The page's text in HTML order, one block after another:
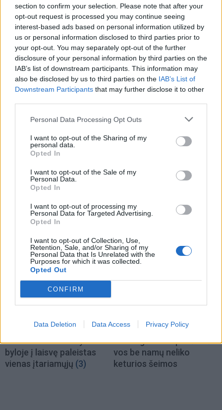
section to confirm your selection. Please note that after your
opt-out request is processed you may continue seeing
interest-based ads based on personal information utilized by
us or personal information disclosed to third parties prior to
your opt-out. You may separately opt-out of the further
disclosure of your personal information by third parties on the
IAB’s list of downstream participants. This information may
also be disclosed by us to third parties on the IAB’s List of
Downstream Participants that may further disclose it to other
Personal Data Processing Opt Outs
I want to opt-out of the Sharing of my
personal data.
Opted In
I want to opt-out of the Sale of my
Personal Data.
Opted In
I want to opt-out of processing my
Personal Data for Targeted Advertising.
Opted In
I want to opt-out of Collection, Use,
Retention, Sale, and/or Sharing of my
Personal Data that Is Unrelated with the
Purposes for which it was collected.
Opted Out
CONFIRM
Data Deletion Data Access Privacy Policy
Kriminalai
Dviem Klaipėdos
gimnazistams už kanapių
pagrobimą ir platinimą –
lygtinis laisvės atėmimas
Kriminalai
„Fūristas“ į judrią
sankryžą įlėkė „ant
rankinio“: vilkiko
puspriekabės ratai pakilo
Kriminalai
Niekšui panižo rankos:
sumušė sugyventinę, o
(2)
Traukia it bites prie
medaus: kurorte vėl
automatus
Kriminalai
Paramediko nužudymo
byloje į laisvę paleistas
vienas įtariamųjų (3)
Kriminalai
Užsidegė lauko pavėsinė:
vos be namų neliko
keturios šeimos